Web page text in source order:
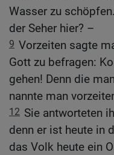
Wasser zu
der Seher hier? –
9 Vorzeiten sagte
Gott zu befragen:
gehen! Denn die
nannte man
12 Sie antworteten
denn er ist heute in
das Volk heute ein